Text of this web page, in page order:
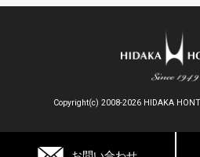
Copyright(c) 2008-2026 HIDAKA